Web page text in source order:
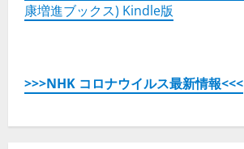
康増進ブックス) Kindle版
>>>NHK コロナウイルス最新情報<<<